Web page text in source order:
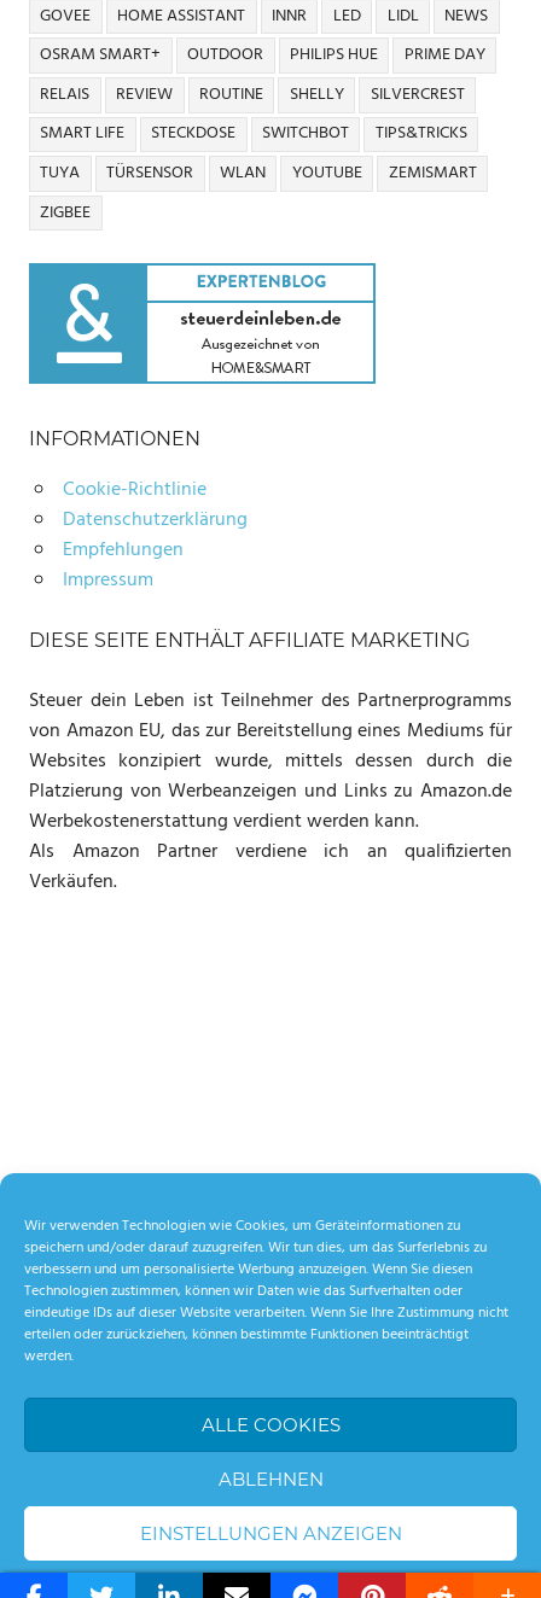
Wir verwenden Technologien wie Cookies, um Geräteinformationen zu
speichern und/oder darauf zuzugreifen. Wir tun dies, um das Surferlebnis zu
verbessern und um personalisierte Werbung anzuzeigen. Wenn Sie diesen
Technologien zustimmen, können wir Daten wie das Surfverhalten oder
eindeutige IDs auf dieser Website verarbeiten. Wenn Sie Ihre Zustimmung nicht
erteilen oder zurückziehen, können bestimmte Funktionen beeinträchtigt
werden.
ALLE COOKIES
ABLEHNEN
EINSTELLUNGEN ANZEIGEN
Cookie-Richtlinie Datenschutzerklärung
GOVEE
HOME ASSISTANT INNR LED LIDL
NEWS
OSRAM SMART+
OUTDOOR PHILIPS HUE
PRIME DAY
RELAIS
REVIEW ROUTINE SHELLY
SILVERCREST
SMART LIFE
STECKDOSE SWITCHBOT
TIPS&TRICKS
TUYA
TÜRSENSOR WLAN YOUTUBE
ZEMISMART
ZIGBEE
INFORMATIONEN
Cookie-Richtlinie
Datenschutzerklärung
Empfehlungen
Impressum
DIESE SEITE ENTHÄLT AFFILIATE MARKETING
Steuer dein Leben ist Teilnehmer des Partnerprogramms
von Amazon EU, das zur Bereitstellung eines Mediums für
Websites konzipiert wurde, mittels dessen durch die
Platzierung von Werbeanzeigen und Links zu Amazon.de
Werbekostenerstattung verdient werden kann.
Als Amazon Partner verdiene ich an qualifizierten
Verkäufen.
WordPress Theme: Palm Beach by ThemeZee.